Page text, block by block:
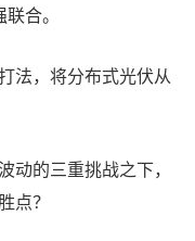
合。
法，将分布式光伏从
动的三重挑战之下，
点？